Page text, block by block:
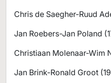
Chris de Saegher-Ruud
Jan Roebers-Jan Poland
Christiaan Molenaar-Wim
Jan Brink-Ronald Groot